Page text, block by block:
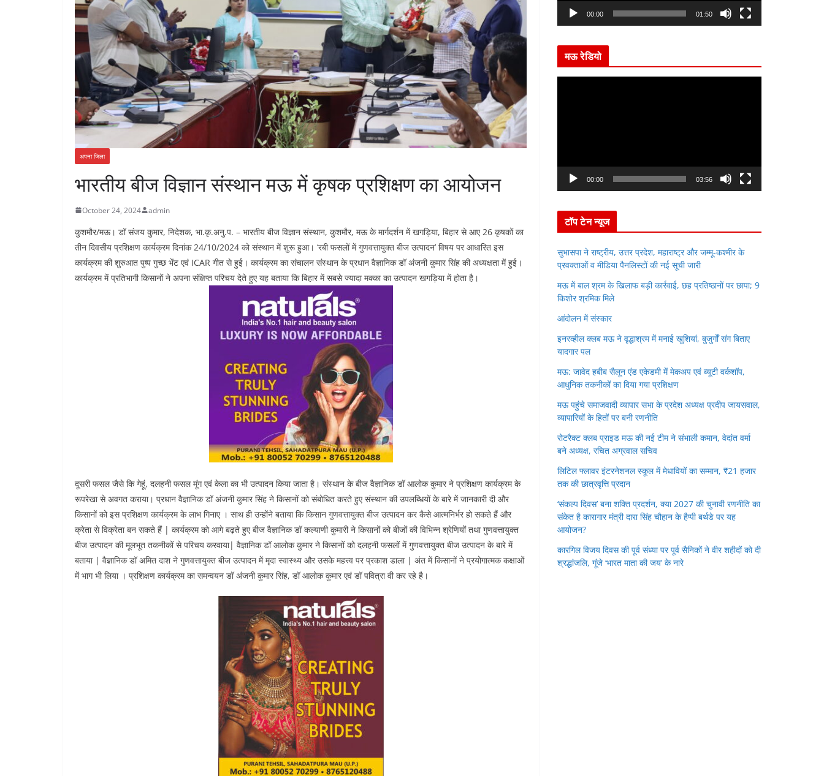
अपना जिला
भारतीय बीज विज्ञान संस्थान मऊ में कृषक प्रशिक्षण का आयोजन
October 24, 2024 admin
कुशमौर/मऊ। डॉ संजय कुमार, निदेशक, भा.कृ.अनु.प. – भारतीय बीज विज्ञान संस्थान, कुशमौर, मऊ के मार्गदर्शन में खगड़िया, बिहार से आए 26 कृषकों का
तीन दिवसीय प्रशिक्षण कार्यक्रम दिनांक 24/10/2024 को संस्थान में शुरू हुआ। ‘रबी फसलों में गुणवत्तायुक्त बीज उत्पादन’ विषय पर आधारित इस
कार्यक्रम की शुरुआत पुष्प गुच्छ भेंट एवं ICAR गीत से हुई। कार्यक्रम का संचालन संस्थान के प्रधान वैज्ञानिक डॉ अंजनी कुमार सिंह की अध्यक्षता में हुई।
कार्यक्रम में प्रतिभागी किसानों ने अपना संक्षिप्त परिचय देते हुए यह बताया कि बिहार में सबसे ज्यादा मक्का का उत्पादन खगड़िया में होता है।
दूसरी फसल जैसे कि गेहूं, दलहनी फसल मूंग एवं केला का भी उत्पादन किया जाता है। संस्थान के बीज वैज्ञानिक डॉ आलोक कुमार ने प्रशिक्षण कार्यक्रम के
रूपरेखा से अवगत कराया। प्रधान वैज्ञानिक डॉ अंजनी कुमार सिंह ने किसानों को संबोधित करते हुए संस्थान की उपलब्धियों के बारे में जानकारी दी और
किसानों को इस प्रशिक्षण कार्यक्रम के लाभ गिनाए । साथ ही उन्होंने बताया कि किसान गुणवत्तायुक्त बीज उत्पादन कर कैसे आत्मनिर्भर हो सकते हैं और
क्रेता से विक्रेता बन सकते हैं | कार्यक्रम को आगे बढ़ते हुए बीज वैज्ञानिक डॉ कल्याणी कुमारी ने किसानों को बीजों की विभिन्न श्रेणियों तथा गुणवत्तायुक्त
बीज उत्पादन की मूलभूत तकनीकों से परिचय करवाया| वैज्ञानिक डॉ आलोक कुमार ने किसानों को दलहनी फसलों में गुणवत्तायुक्त बीज उत्पादन के बारे में
बताया | वैज्ञानिक डॉ अमित दाश ने गुणवत्तायुक्त बीज उत्पादन में मृदा स्वास्थ्य और उसके महत्त्व पर प्रकाश डाला | अंत में किसानों ने प्रयोगात्मक कक्षाओं
में भाग भी लिया । प्रशिक्षण कार्यक्रम का समन्वयन डॉ अंजनी कुमार सिंह, डॉ आलोक कुमार एवं डॉ पवित्रा वी कर रहे है।
a
r
00:00 01:50
मऊ रेडियो
a
r
00:00 03:56
टॉप टेन न्यूज
सुभासपा ने राष्ट्रीय, उत्तर प्रदेश, महाराष्ट्र और जम्मू-कश्मीर के
प्रवक्ताओं व मीडिया पैनलिस्टों की नई सूची जारी
मऊ में बाल श्रम के खिलाफ बड़ी कार्रवाई, छह प्रतिष्ठानों पर छापा; 9
किशोर श्रमिक मिले
आंदोलन में संस्कार
इनरव्हील क्लब मऊ ने वृद्धाश्रम में मनाई खुशियां, बुजुर्गों संग बिताए
यादगार पल
मऊ: जावेद हबीब सैलून एंड एकेडमी में मेकअप एवं ब्यूटी वर्कशॉप,
आधुनिक तकनीकों का दिया गया प्रशिक्षण
मऊ पहुंचे समाजवादी व्यापार सभा के प्रदेश अध्यक्ष प्रदीप जायसवाल,
व्यापारियों के हितों पर बनी रणनीति
रोटरैक्ट क्लब प्राइड मऊ की नई टीम ने संभाली कमान, वेदांत वर्मा
बने अध्यक्ष, रचित अग्रवाल सचिव
लिटिल फ्लावर इंटरनेशनल स्कूल में मेधावियों का सम्मान, ₹21 हजार
तक की छात्रवृत्ति प्रदान
‘संकल्प दिवस’ बना शक्ति प्रदर्शन, क्या 2027 की चुनावी रणनीति का
संकेत है कारागार मंत्री दारा सिंह चौहान के हैप्पी बर्थडे पर यह
आयोजन?
कारगिल विजय दिवस की पूर्व संध्या पर पूर्व सैनिकों ने वीर शहीदों को दी
श्रद्धांजलि, गूंजे ‘भारत माता की जय’ के नारे